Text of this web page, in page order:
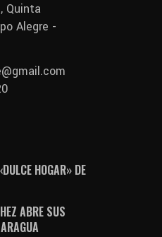
Quinta
Alegre -
HOGAR» DE
ABRE SUS